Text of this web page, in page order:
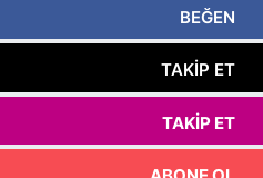
BEĞEN
TAKIP ET
TAKIP ET